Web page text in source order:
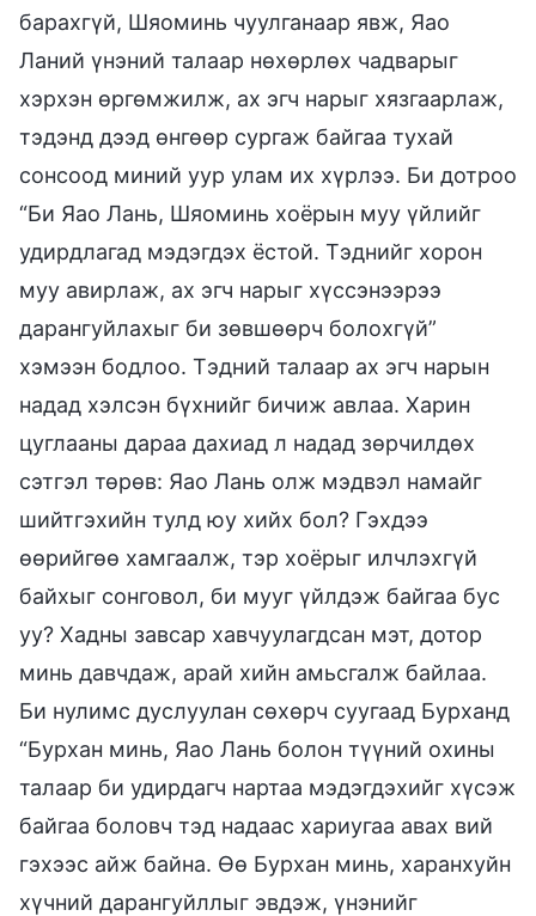
барахгүй, Шяоминь чуулганаар явж, Яао
Ланий үнэний талаар нөхөрлөх чадварыг
хэрхэн өргөмжилж, ах эгч нарыг хязгаарлаж,
тэдэнд дээд өнгөөр сургаж байгаа тухай
сонсоод миний уур улам их хүрлээ. Би дотроо
“Би Яао Лань, Шяоминь хоёрын муу үйлийг
удирдлагад мэдэгдэх ёстой. Тэднийг хорон
муу авирлаж, ах эгч нарыг хүссэнээрээ
дарангуйлахыг би зөвшөөрч болохгүй”
хэмээн бодлоо. Тэдний талаар ах эгч нарын
надад хэлсэн бүхнийг бичиж авлаа. Харин
цуглааны дараа дахиад л надад зөрчилдөх
сэтгэл төрөв: Яао Лань олж мэдвэл намайг
шийтгэхийн тулд юу хийх бол? Гэхдээ
өөрийгөө хамгаалж, тэр хоёрыг илчлэхгүй
байхыг сонговол, би мууг үйлдэж байгаа бус
уу? Хадны завсар хавчуулагдсан мэт, дотор
минь давчдаж, арай хийн амьсгалж байлаа.
Би нулимс дуслуулан сөхөрч суугаад Бурханд
“Бурхан минь, Яао Лань болон түүний охины
талаар би удирдагч нартаа мэдэгдэхийг хүсэж
байгаа боловч тэд надаас хариугаа авах вий
гэхээс айж байна. Өө Бурхан минь, харанхуйн
хүчний дарангуйллыг эвдэж, үнэнийг